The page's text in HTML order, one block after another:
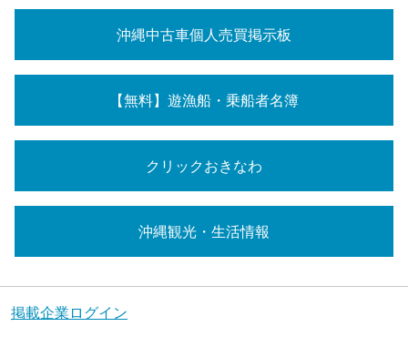
沖縄中古車個人売買掲示板
【無料】遊漁船・乗船者名簿
クリックおきなわ
沖縄観光・生活情報
掲載企業ログイン